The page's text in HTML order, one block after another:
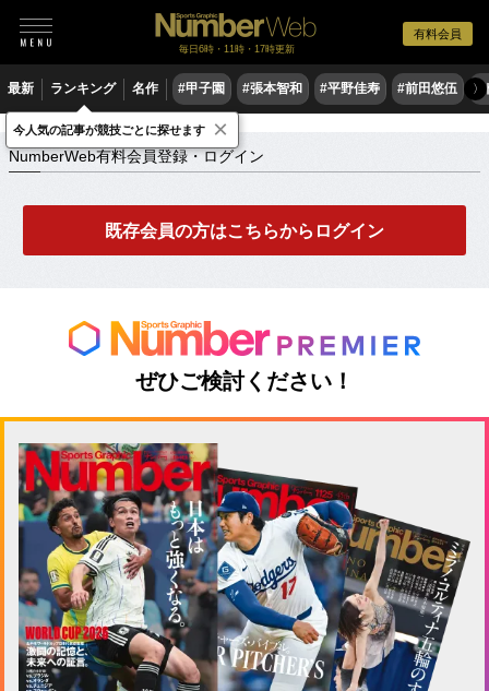
有料会員
毎日6時・11時・17時更新
最新 ランキング 名作 #甲子園 #張本智和 #平野佳寿 #前田悠伍 #
〉
NumberWeb有料会員登録・ログイン
NumberWeb有料会員登録・ログイン
既存会員の方はこちらからログイン
ぜひご検討ください！
今人気の記事が競技ごとに探せます ×